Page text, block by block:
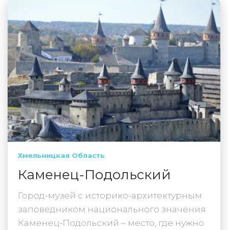
Хмельницкая Область
Каменец-Подольский
Город-музей с историко-архитектурным
заповедником национального значения
Каменец-Подольский – место, где нужно